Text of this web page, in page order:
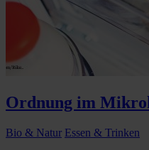
Ordnung im
Bio & Natur Essen & Trinken